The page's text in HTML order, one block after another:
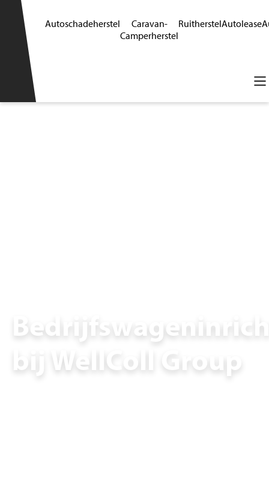
Autoschadeherstel
Caravan-
Camperherstel
RuitherstelAutolease
bij WellColl Group